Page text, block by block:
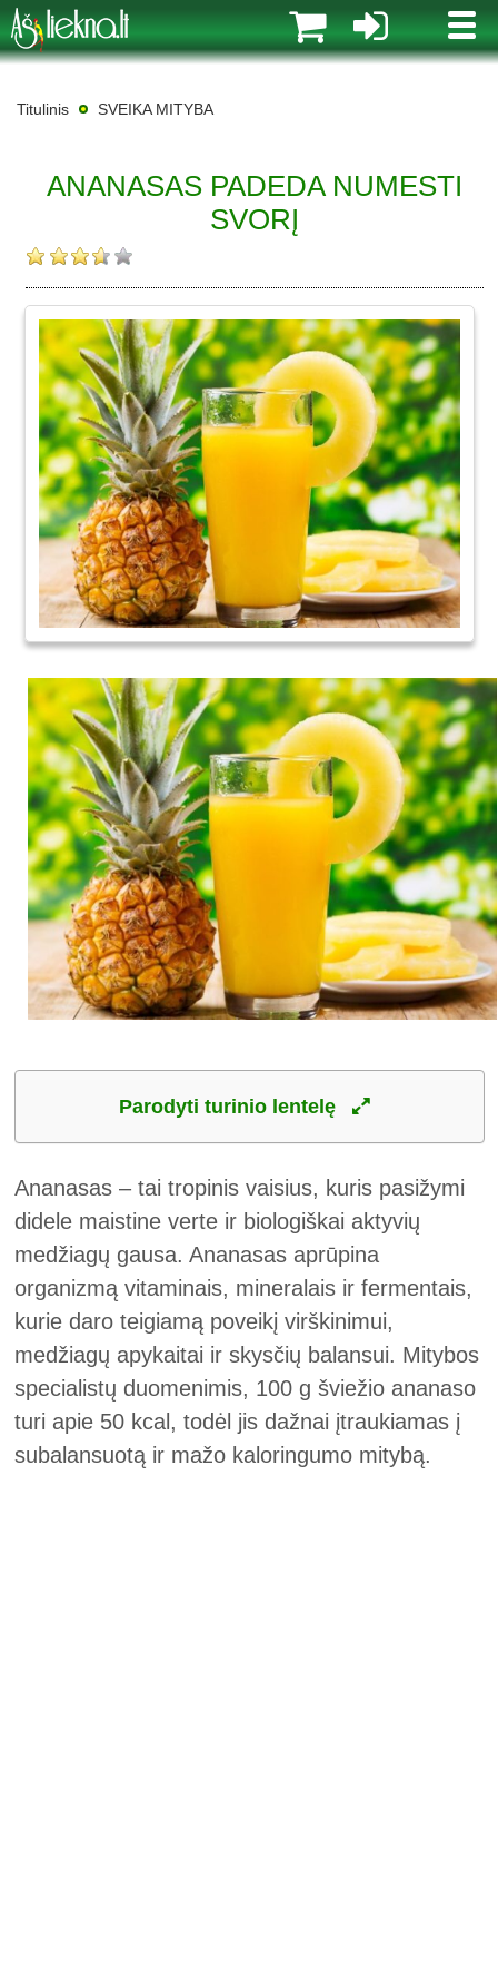
MENIU
Titulinis SVEIKA MITYBA
ANANASAS PADEDA NUMESTI
SVORĮ
Parodyti turinio lentelę
Ananasas – tai tropinis vaisius, kuris pasižymi
didele maistine verte ir biologiškai aktyvių
medžiagų gausa. Ananasas aprūpina
organizmą vitaminais, mineralais ir fermentais,
kurie daro teigiamą poveikį virškinimui,
medžiagų apykaitai ir skysčių balansui. Mitybos
specialistų duomenimis, 100 g šviežio ananaso
turi apie 50 kcal, todėl jis dažnai įtraukiamas į
subalansuotą ir mažo kaloringumo mitybą.